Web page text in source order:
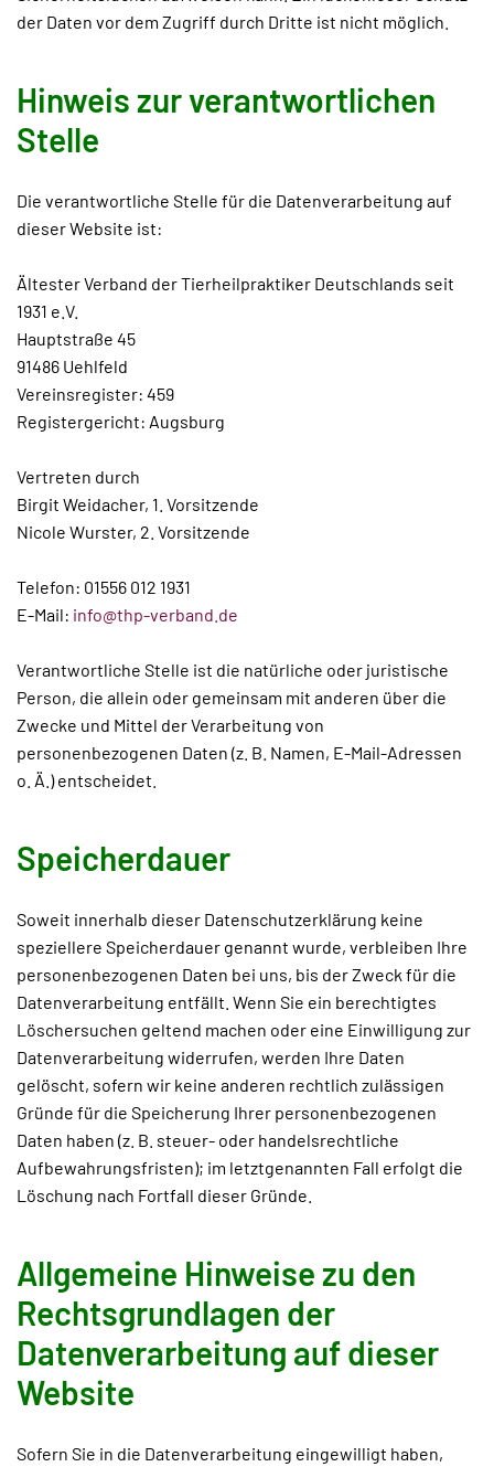
der Daten vor dem Zugriff durch Dritte ist nicht möglich.
Hinweis zur verantwortlichen
Stelle
Die verantwortliche Stelle für die Datenverarbeitung auf
dieser Website ist:
Ältester Verband der Tierheilpraktiker Deutschlands seit
1931 e.V.
Hauptstraße 45
91486 Uehlfeld
Vereinsregister: 459
Registergericht: Augsburg
Vertreten durch
Birgit Weidacher, 1. Vorsitzende
Nicole Wurster, 2. Vorsitzende
Telefon: 01556 012 1931
E-Mail: info@thp-verband.de
Verantwortliche Stelle ist die natürliche oder juristische
Person, die allein oder gemeinsam mit anderen über die
Zwecke und Mittel der Verarbeitung von
personenbezogenen Daten (z. B. Namen, E-Mail-Adressen
o. Ä.) entscheidet.
Speicherdauer
Soweit innerhalb dieser Datenschutzerklärung keine
speziellere Speicherdauer genannt wurde, verbleiben Ihre
personenbezogenen Daten bei uns, bis der Zweck für die
Datenverarbeitung entfällt. Wenn Sie ein berechtigtes
Löschersuchen geltend machen oder eine Einwilligung zur
Datenverarbeitung widerrufen, werden Ihre Daten
gelöscht, sofern wir keine anderen rechtlich zulässigen
Gründe für die Speicherung Ihrer personenbezogenen
Daten haben (z. B. steuer- oder handelsrechtliche
Aufbewahrungsfristen); im letztgenannten Fall erfolgt die
Löschung nach Fortfall dieser Gründe.
Allgemeine Hinweise zu den
Rechtsgrundlagen der
Datenverarbeitung auf dieser
Website
Sofern Sie in die Datenverarbeitung eingewilligt haben,